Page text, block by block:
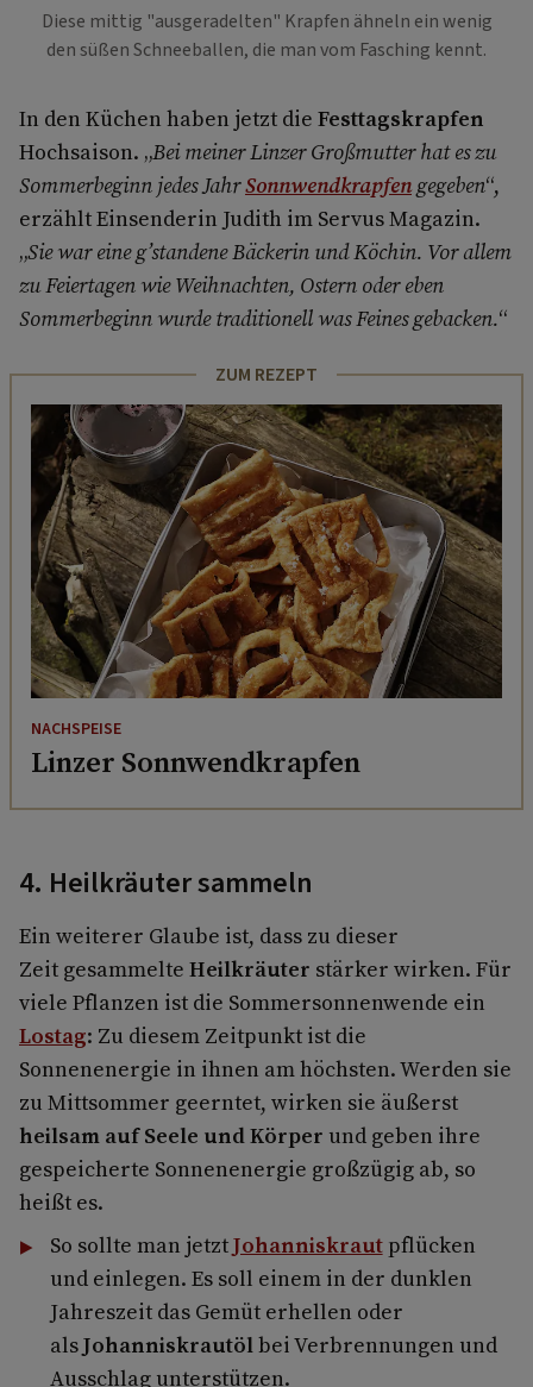
Diese mittig "ausgeradelten" Krapfen ähneln ein wenig
den süßen Schneeballen, die man vom Fasching kennt.
In den Küchen haben jetzt die Festtagskrapfen
Hochsaison. „Bei meiner Linzer Großmutter hat es zu
Sommerbeginn jedes JahrSonnwendkrapfengegeben“,
erzählt Einsende­rin Judith im Servus Magazin.
„Sie war eine g’standene Bäckerin und Köchin. Vor allem
zu Feiertagen wie Weihnachten, Ostern oder eben
Sommerbeginn wurde traditionell was Feines gebacken.“
ZUM REZEPT
NACHSPEISE
Linzer Sonnwendkrapfen
4. Heilkräuter sammeln
Ein weiterer Glaube ist, dass zu dieser
Zeit gesammelte Heilkräuter stärker wirken. Für
viele Pflanzen ist die Sommersonnenwende ein
Lostag: Zu diesem Zeitpunkt ist die
Sonnenenergie in ihnen am höchsten. Werden sie
zu Mittsommer geerntet, wirken sie äußerst
heilsam auf Seele und Körper und geben ihre
gespeicherte Sonnenenergie großzügig ab, so
heißt es.
So sollte man jetztJohanniskrautpflücken
und einlegen. Es soll einem in der dunklen
Jahreszeit das Gemüt erhellen oder
alsJohanniskrautölbei Verbrennungen und
Ausschlag unterstützen.